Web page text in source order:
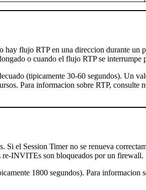
hay flujo RTP en una direccion durante un
o cuando el flujo RTP se interrumpe
(tipicamente 30-60 segundos). Un
Para informacion sobre RTP, consulte
el Session Timer no se renueva
re-INVITEs son bloqueados por un firewall.
1800 segundos). Para informacion